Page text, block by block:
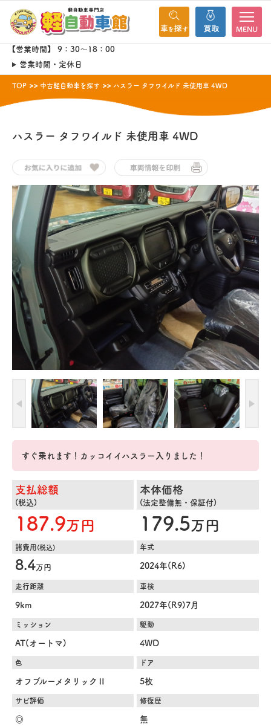
MENU
【営業時間】 9：30～18：00
営業時間・定休日
TOP 中古軽自動車を探す ハスラー タフワイルド 未使用車 4WD
ハスラー タフワイルド 未使用車 4WD
すぐ乗れます！カッコイイハスラー入りました！
支払総額
(税込)
187.9万円
本体価格
(法定整備無・保証付)
179.5万円
諸費用(税込)
8.4万円
年式
2024年(R6)
走行距離
9km
車検
2027年(R9)7月
ミッション
AT(オートマ)
駆動
4WD
色
オフブルーメタリックⅡ
ドア
5枚
サビ評価
◎
修復歴
無